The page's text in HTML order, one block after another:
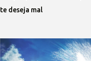
te deseja mal